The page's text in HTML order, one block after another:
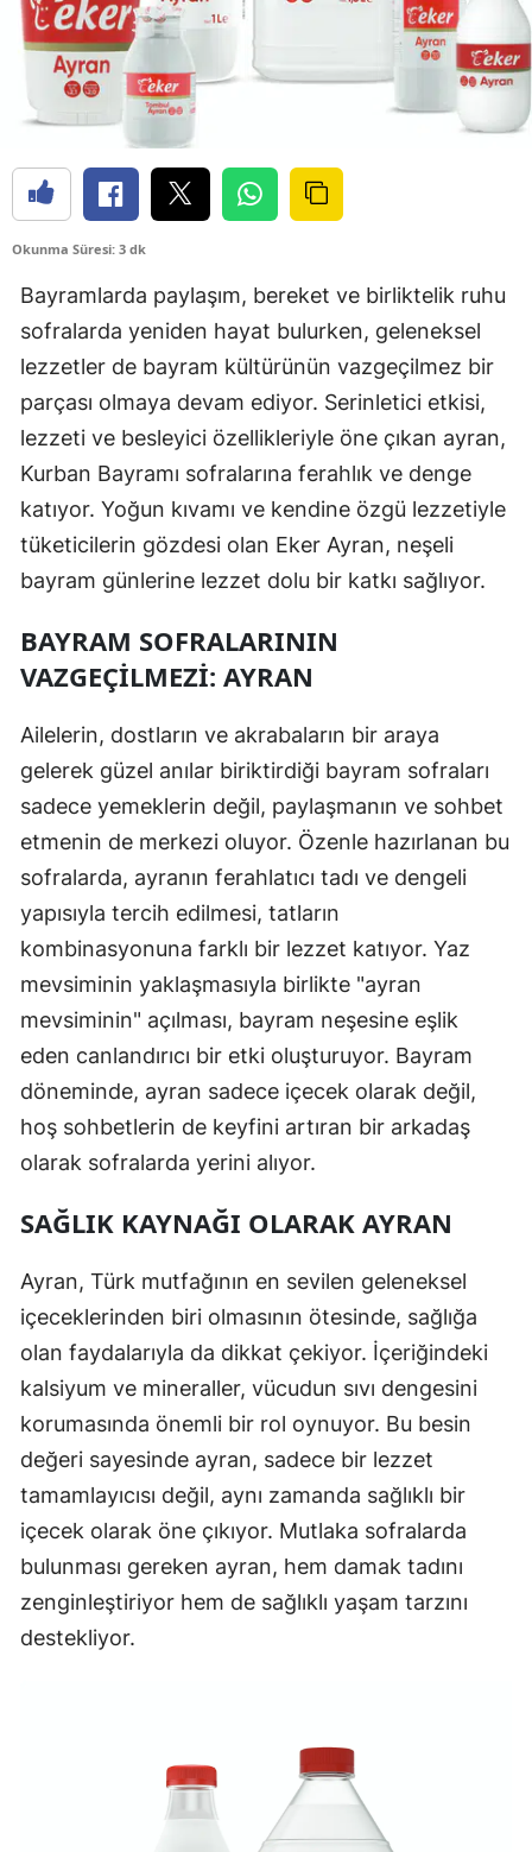
Okunma Süresi: 3 dk
Bayramlarda paylaşım, bereket ve birliktelik ruhu
sofralarda yeniden hayat bulurken, geleneksel
lezzetler de bayram kültürünün vazgeçilmez bir
parçası olmaya devam ediyor. Serinletici etkisi,
lezzeti ve besleyici özellikleriyle öne çıkan ayran,
Kurban Bayramı sofralarına ferahlık ve denge
katıyor. Yoğun kıvamı ve kendine özgü lezzetiyle
tüketicilerin gözdesi olan Eker Ayran, neşeli
bayram günlerine lezzet dolu bir katkı sağlıyor.
BAYRAM SOFRALARININ
VAZGEÇILMEZI: AYRAN
Ailelerin, dostların ve akrabaların bir araya
gelerek güzel anılar biriktirdiği bayram sofraları
sadece yemeklerin değil, paylaşmanın ve sohbet
etmenin de merkezi oluyor. Özenle hazırlanan bu
sofralarda, ayranın ferahlatıcı tadı ve dengeli
yapısıyla tercih edilmesi, tatların
kombinasyonuna farklı bir lezzet katıyor. Yaz
mevsiminin yaklaşmasıyla birlikte "ayran
mevsiminin" açılması, bayram neşesine eşlik
eden canlandırıcı bir etki oluşturuyor. Bayram
döneminde, ayran sadece içecek olarak değil,
hoş sohbetlerin de keyfini artıran bir arkadaş
olarak sofralarda yerini alıyor.
SAĞLIK KAYNAĞI OLARAK AYRAN
Ayran, Türk mutfağının en sevilen geleneksel
içeceklerinden biri olmasının ötesinde, sağlığa
olan faydalarıyla da dikkat çekiyor. İçeriğindeki
kalsiyum ve mineraller, vücudun sıvı dengesini
korumasında önemli bir rol oynuyor. Bu besin
değeri sayesinde ayran, sadece bir lezzet
tamamlayıcısı değil, aynı zamanda sağlıklı bir
içecek olarak öne çıkıyor. Mutlaka sofralarda
bulunması gereken ayran, hem damak tadını
zenginleştiriyor hem de sağlıklı yaşam tarzını
destekliyor.